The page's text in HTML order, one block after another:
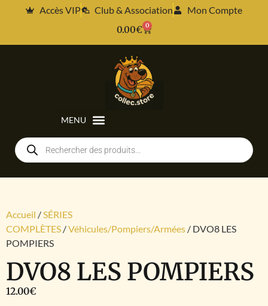
Accès VIP Club & Association
Mon Compte
0.00€ 0
Accueil /SÉRIES
COMPLÈTES /Véhicules/Pompiers/Armées / DVO8 LES
POMPIERS
DVO8 LES POMPIERS
12.00€